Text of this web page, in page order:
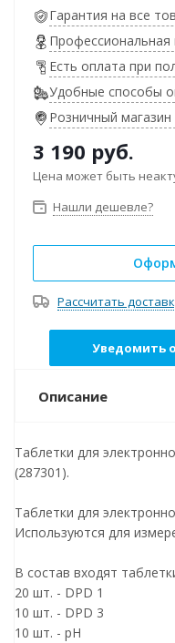
Гарантия на все
Профессиональная
Есть оплата при
Удобные способы
Розничный магазин
3 190 руб.
Цена может быть
Нашли дешевле?
Рассчитать
Уведомить
Описание
Таблетки для
(287301).
Таблетки для
Используются для
В состав входят
20 шт. - DPD 1
10 шт. - DPD 3
10 шт. - pH